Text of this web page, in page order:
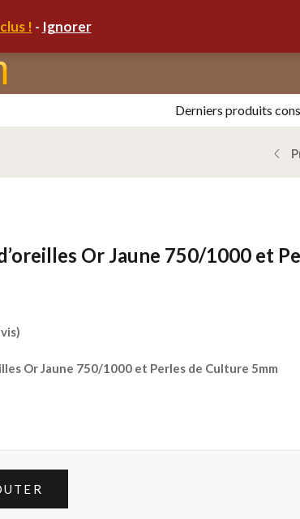
! - Ignorer
Derniers produits
Or Jaune 750/1000 et
Or Jaune 750/1000 et Perles de Culture 5mm